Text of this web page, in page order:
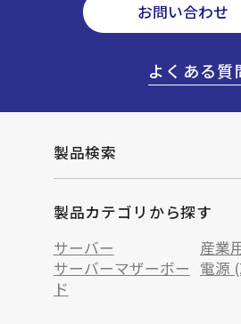
お問い合わせ
よくある質
製品検索
製品カテゴリから探す
サーバー
産業
サーバーマザーボー
ド
電源